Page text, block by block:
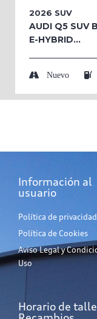
2026 SUV
AUDI Q5 SUV
E-HYBRID...
Nuevo
Información al
usuario
Política de privacidad
Política de Cookies
Aviso Legal y
Uso
Horario de